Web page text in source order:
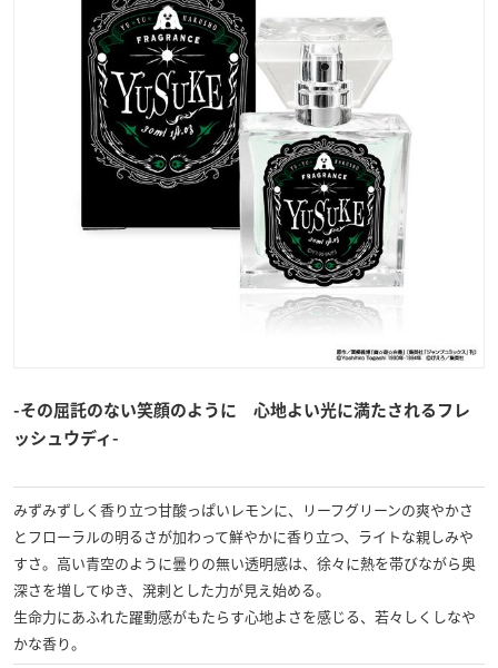
-その屈託のない笑顔のように 心地よい光に満たされるフレ
ッシュウディ-
みずみずしく香り立つ甘酸っぱいレモンに、リーフグリーンの爽やかさ
とフローラルの明るさが加わって鮮やかに香り立つ、ライトな親しみや
すさ。高い青空のように曇りの無い透明感は、徐々に熱を帯びながら奥
深さを増してゆき、溌剌とした力が見え始める。
生命力にあふれた躍動感がもたらす心地よさを感じる、若々しくしなや
かな香り。